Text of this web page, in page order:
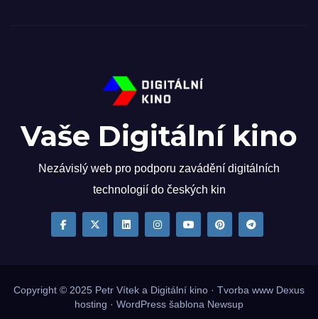
Vaše Digitální kino
Nezávislý web pro podporu zavádění digitálních
technologií do českých kin
Copyright © 2025 Petr Vítek a Digitální kino · Tvorba www Dexus
hosting · WordPress šablona Newsup